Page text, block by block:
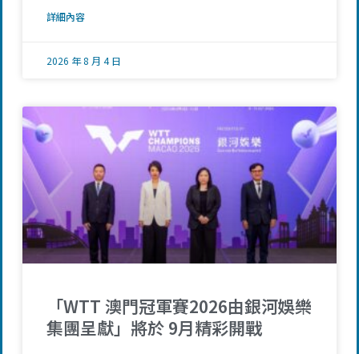
詳細內容
2026 年 8 月 4 日
「WTT 澳門冠軍賽2026由銀河娛樂
集團呈獻」將於 9月精彩開戰